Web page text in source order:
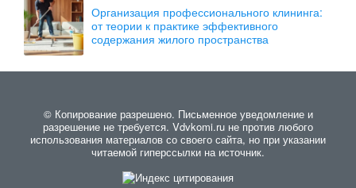
Организация профессионального клининга:
от теории к практике эффективного
содержания жилого пространства
© Копирование разрешено. Письменное уведомление и
разрешение не требуется. Vdvkomi.ru не против любого
использования материалов со своего сайта, но при указании
читаемой гиперссылки на источник.